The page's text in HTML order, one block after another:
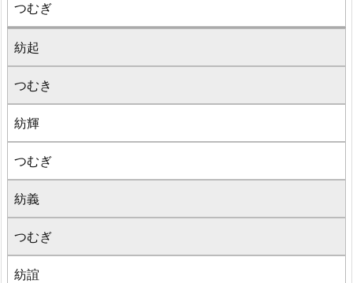
つむぎ
紡起
つむき
紡輝
つむぎ
紡義
つむぎ
紡誼